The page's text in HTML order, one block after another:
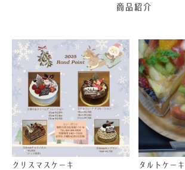
商品紹介
クリスマスケーキ タルトケーキ